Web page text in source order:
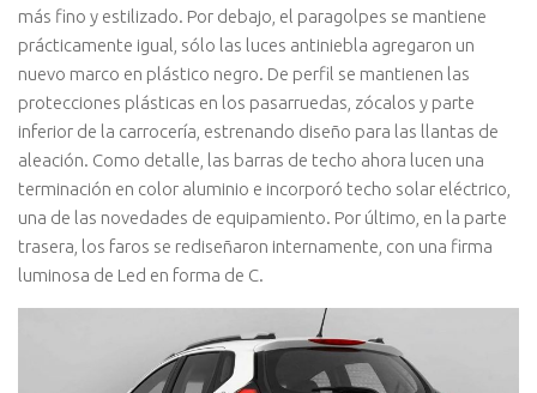
más fino y estilizado. Por debajo, el paragolpes se mantiene
prácticamente igual, sólo las luces antiniebla agregaron un
nuevo marco en plástico negro. De perfil se mantienen las
protecciones plásticas en los pasarruedas, zócalos y parte
inferior de la carrocería, estrenando diseño para las llantas de
aleación. Como detalle, las barras de techo ahora lucen una
terminación en color aluminio e incorporó techo solar eléctrico,
una de las novedades de equipamiento. Por último, en la parte
trasera, los faros se rediseñaron internamente, con una firma
luminosa de Led en forma de C.